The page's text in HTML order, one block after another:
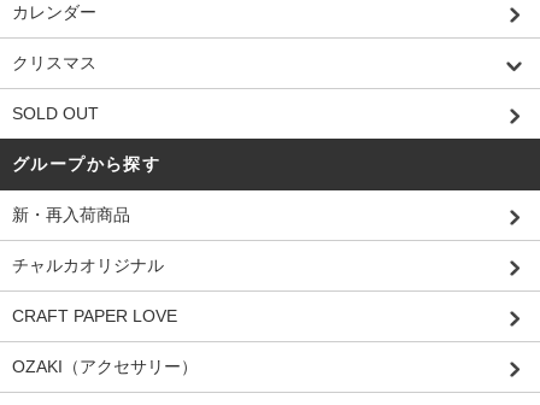
カレンダー
クリスマス
SOLD OUT
グループから探す
新・再入荷商品
チャルカオリジナル
CRAFT PAPER LOVE
OZAKI（アクセサリー）